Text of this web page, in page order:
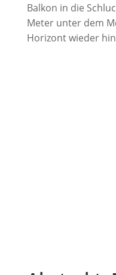
Balkon in die
Meter unter dem
Horizont wieder